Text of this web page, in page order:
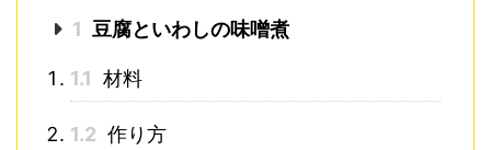
1 豆腐といわしの味噌煮
1.1 材料
1.2 作り方